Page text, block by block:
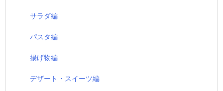
サラダ編
パスタ編
揚げ物編
デザート・スイーツ編